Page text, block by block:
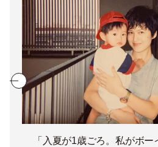
「入夏が1歳ごろ。私がボ